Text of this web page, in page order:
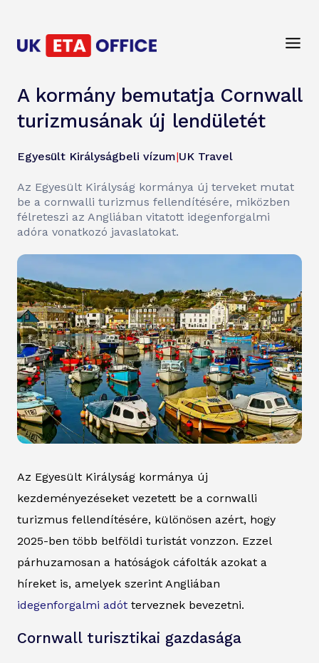
A kormány bemutatja Cornwall
turizmusának új lendületét
Egyesült Királyságbeli vízum|UK Travel
Az Egyesült Királyság kormánya új terveket mutat
be a cornwalli turizmus fellendítésére, miközben
félreteszi az Angliában vitatott idegenforgalmi
adóra vonatkozó javaslatokat.
Az Egyesült Királyság kormánya új
kezdeményezéseket vezetett be a cornwalli
turizmus fellendítésére, különösen azért, hogy
2025-ben több belföldi turistát vonzzon. Ezzel
párhuzamosan a hatóságok cáfolták azokat a
híreket is, amelyek szerint Angliában
idegenforgalmi adót terveznek bevezetni.
Cornwall turisztikai gazdasága